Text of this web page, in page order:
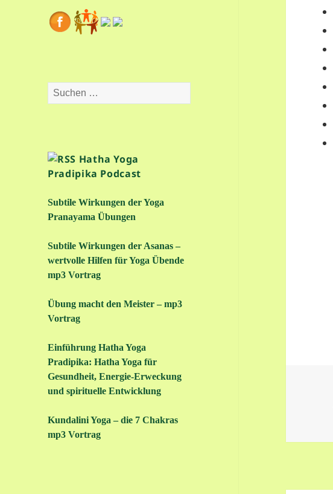
Suchen
nach:
Hatha Yoga
Pradipika Podcast
Subtile Wirkungen der Yoga
Pranayama Übungen
Subtile Wirkungen der Asanas –
wertvolle Hilfen für Yoga Übende
mp3 Vortrag
Übung macht den Meister – mp3
Vortrag
Einführung Hatha Yoga
Pradipika: Hatha Yoga für
Gesundheit, Energie-Erweckung
und spirituelle Entwicklung
Kundalini Yoga – die 7 Chakras
mp3 Vortrag